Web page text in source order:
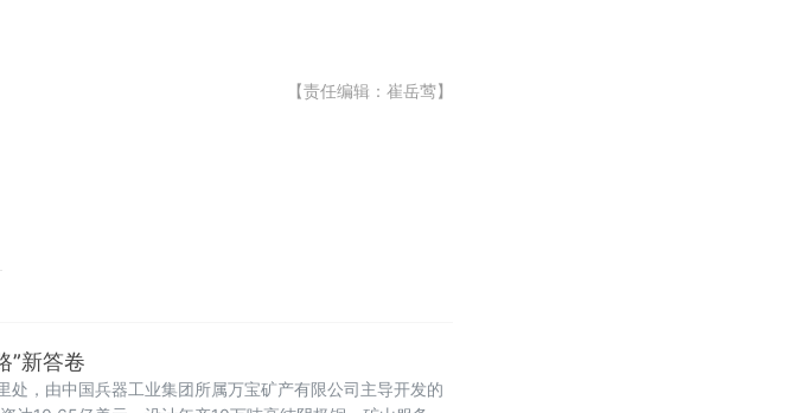
【责任编辑：崔岳莺】
”新答卷
，由中国兵器工业集团所属万宝矿产有限公司主导开发的